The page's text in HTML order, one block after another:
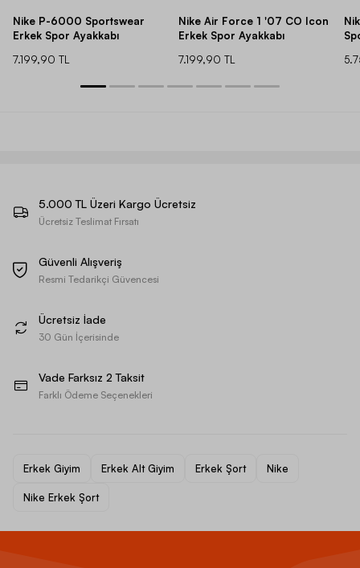
Nike P-6000 Sportswear
Erkek Spor Ayakkabı
7.199,90 TL
Nike Air Force 1 '07 CO Icon
Erkek Spor Ayakkabı
7.199,90 TL
5.000 TL Üzeri Kargo Ücretsiz
Ücretsiz Teslimat Fırsatı
Güvenli Alışveriş
Resmi Tedarikçi Güvencesi
Ücretsiz İade
30 Gün İçerisinde
Vade Farksız 2 Taksit
Farklı Ödeme Seçenekleri
Erkek Giyim Erkek Alt Giyim Erkek Şort Nike
Nike Erkek Şort